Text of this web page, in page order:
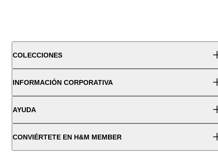
COLECCIONES
INFORMACIÓN CORPORATIVA
AYUDA
CONVIÉRTETE EN H&M MEMBER